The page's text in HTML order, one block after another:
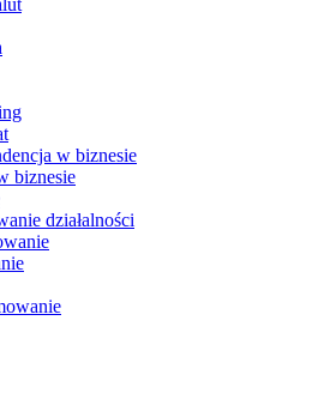
w biznesie
biznesie
działalności